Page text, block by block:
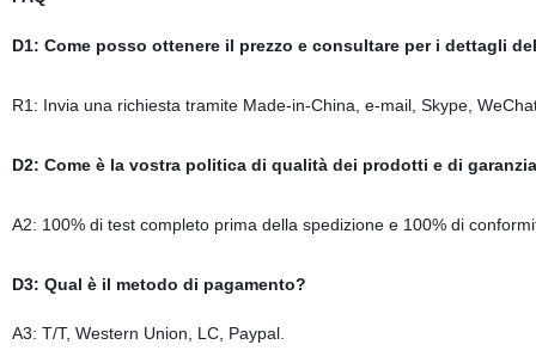
D1: Come posso ottenere il prezzo e consultare per i dettagli
R1: Invia una richiesta tramite Made-in-China, e-mail, Skype,
D2: Come è la vostra politica di qualità dei prodotti e di
A2: 100% di test completo prima della spedizione e 100% di
D3: Qual è il metodo di pagamento?
A3: T/T, Western Union, LC, Paypal.